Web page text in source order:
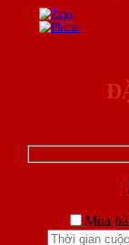
Mua